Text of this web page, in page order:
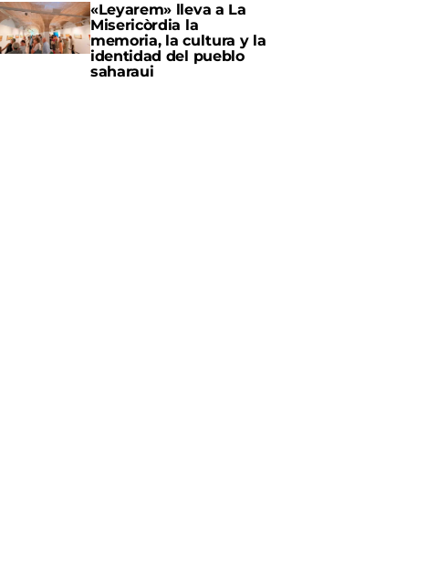
«Leyarem» lleva a La
Misericòrdia la
memoria, la cultura y la
identidad del pueblo
saharaui